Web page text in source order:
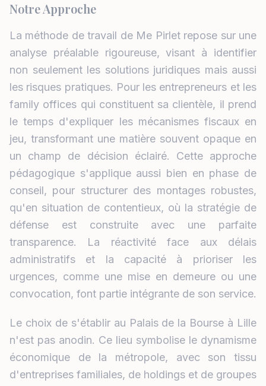
Notre Approche
La méthode de travail de Me Pirlet repose sur une
analyse préalable rigoureuse, visant à identifier
non seulement les solutions juridiques mais aussi
les risques pratiques. Pour les entrepreneurs et les
family offices qui constituent sa clientèle, il prend
le temps d'expliquer les mécanismes fiscaux en
jeu, transformant une matière souvent opaque en
un champ de décision éclairé. Cette approche
pédagogique s'applique aussi bien en phase de
conseil, pour structurer des montages robustes,
qu'en situation de contentieux, où la stratégie de
défense est construite avec une parfaite
transparence. La réactivité face aux délais
administratifs et la capacité à prioriser les
urgences, comme une mise en demeure ou une
convocation, font partie intégrante de son service.
Le choix de s'établir au Palais de la Bourse à Lille
n'est pas anodin. Ce lieu symbolise le dynamisme
économique de la métropole, avec son tissu
d'entreprises familiales, de holdings et de groupes